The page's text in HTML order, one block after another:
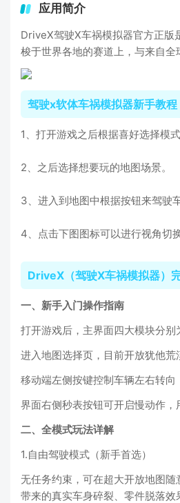
应用简介
DriveX驾驶X车祸模拟器官方正版
梭于世界各地的赛道上，与来自全
驾驶x软体车祸模拟器新手教程
1、打开游戏之后根据喜好选择模式
2、之后选择想要玩的地图场景。
3、进入到地图中根据按钮来驾驶车
4、点击下图图标可以进行视角切换
DriveX（驾驶X车祸模拟器）
一、新手入门操作指南
打开游戏后，主界面四大模块分别
进入地图选择页，目前开放犹他
移动端左侧按键控制车辆左右转
界面右侧秒表按钮可开启慢动作，
二、全模式玩法详解
1.自由驾驶模式（新手首选）
无任务约束，可在超大开放地图
带来的真实车身碎裂、零件脱落效